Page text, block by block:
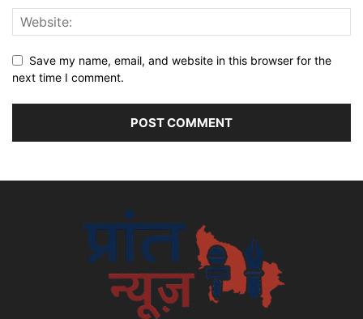
Save my name, email, and website in this browser for the
next time I comment.